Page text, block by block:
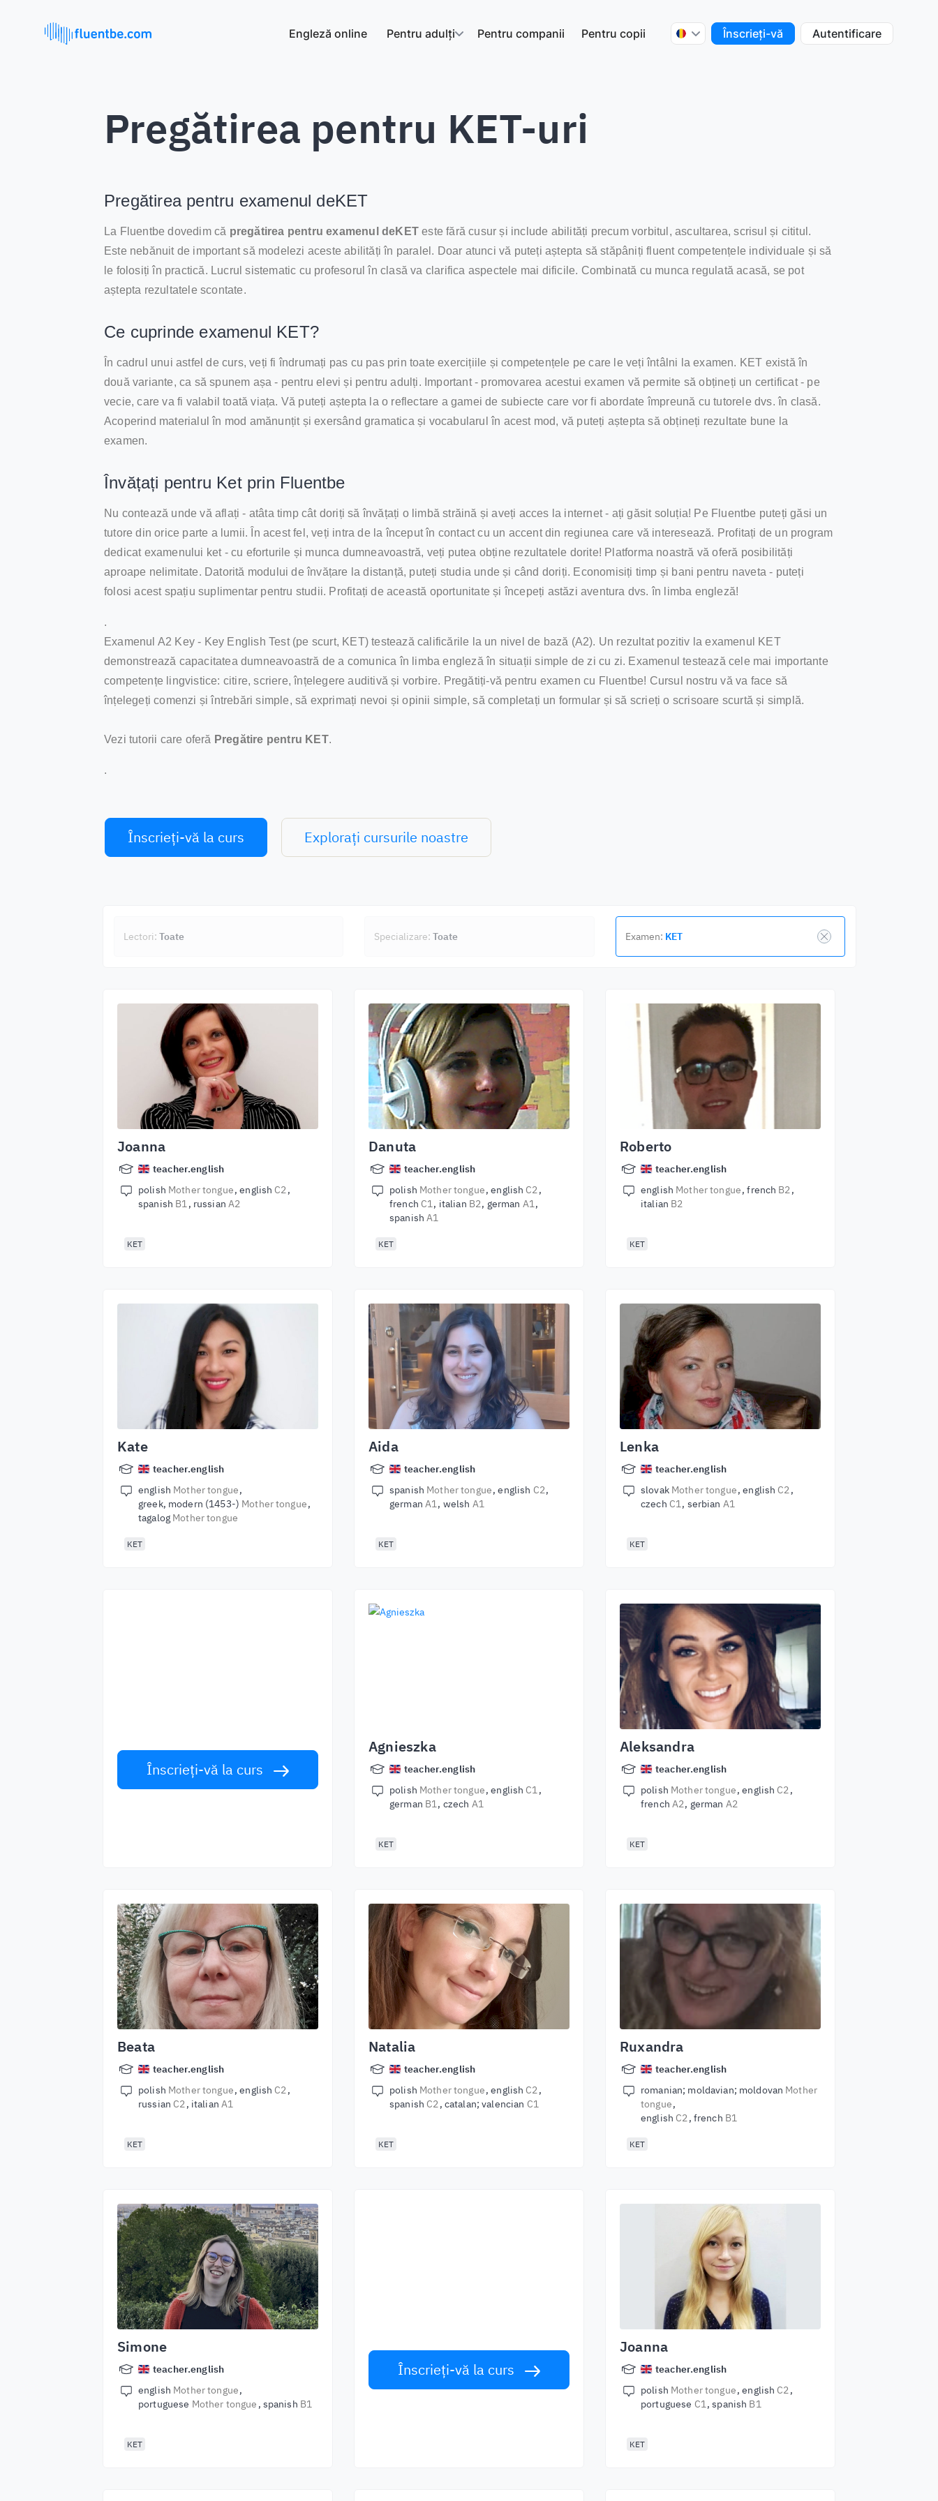
Engleză online Pentru adulți Pentru companii Pentru copii Înscrieți-vă Autentificare
Pregătirea pentru KET-uri
Pregătirea pentru examenul deKET
La Fluentbe dovedim că pregătirea pentru examenul deKET este fără cusur și include abilități precum vorbitul, ascultarea, scrisul și cititul.
Este nebănuit de important să modelezi aceste abilități în paralel. Doar atunci vă puteți aștepta să stăpâniți fluent competențele individuale și să
le folosiți în practică. Lucrul sistematic cu profesorul în clasă va clarifica aspectele mai dificile. Combinată cu munca regulată acasă, se pot
aștepta rezultatele scontate.
Ce cuprinde examenul KET?
În cadrul unui astfel de curs, veți fi îndrumați pas cu pas prin toate exercițiile și competențele pe care le veți întâlni la examen. KET există în
două variante, ca să spunem așa - pentru elevi și pentru adulți. Important - promovarea acestui examen vă permite să obțineți un certificat - pe
vecie, care va fi valabil toată viața. Vă puteți aștepta la o reflectare a gamei de subiecte care vor fi abordate împreună cu tutorele dvs. în clasă.
Acoperind materialul în mod amănunțit și exersând gramatica și vocabularul în acest mod, vă puteți aștepta să obțineți rezultate bune la
examen.
Învățați pentru Ket prin Fluentbe
Nu contează unde vă aflați - atâta timp cât doriți să învățați o limbă străină și aveți acces la internet - ați găsit soluția! Pe Fluentbe puteți găsi un
tutore din orice parte a lumii. În acest fel, veți intra de la început în contact cu un accent din regiunea care vă interesează. Profitați de un program
dedicat examenului ket - cu eforturile și munca dumneavoastră, veți putea obține rezultatele dorite! Platforma noastră vă oferă posibilități
aproape nelimitate. Datorită modului de învățare la distanță, puteți studia unde și când doriți. Economisiți timp și bani pentru naveta - puteți
folosi acest spațiu suplimentar pentru studii. Profitați de această oportunitate și începeți astăzi aventura dvs. în limba engleză!
.
Examenul A2 Key - Key English Test (pe scurt, KET) testează calificările la un nivel de bază (A2). Un rezultat pozitiv la examenul KET
demonstrează capacitatea dumneavoastră de a comunica în limba engleză în situații simple de zi cu zi. Examenul testează cele mai importante
competențe lingvistice: citire, scriere, înțelegere auditivă și vorbire. Pregătiți-vă pentru examen cu Fluentbe! Cursul nostru vă va face să
înțelegeți comenzi și întrebări simple, să exprimați nevoi și opinii simple, să completați un formular și să scrieți o scrisoare scurtă și simplă.
Vezi tutorii care oferă Pregătire pentru KET.
.
Înscrieți-vă la curs Explorați cursurile noastre
Lectori: Toate Specializare:Toate Examen: KET
Joanna
teacher.english
polish Mother tongue english C2
spanish B1 russian A2
KET
Danuta
teacher.english
polish Mother tongue english C2
french C1 italian B2 german A1
spanishA1
KET
Roberto
teacher.english
english Mother tongue french B2
italian B2
KET
Kate
teacher.english
english Mother tongue
greek, modern (1453-) Mother tongue
tagalog Mother tongue
KET
Aida
teacher.english
spanish Mother tongue english C2
german A1 welsh A1
KET
Lenka
teacher.english
slovak Mother tongue english C2
czech C1 serbian A1
KET
Înscrieți-vă la curs
Agnieszka
teacher.english
polish Mother tongue english C1
german B1 czech A1
KET
Aleksandra
teacher.english
polish Mother tongue english C2
french A2 german A2
KET
Beata
teacher.english
polish Mother tongue english C2
russian C2 italian A1
KET
Natalia
teacher.english
polish Mother tongue english C2
spanish C2 catalan; valencian C1
KET
Ruxandra
teacher.english
romanian; moldavian; moldovan Mother
tongue
english C2 french B1
KET
Simone
teacher.english
english Mother tongue
portuguese Mother tongue spanish B1
KET
Înscrieți-vă la curs
Joanna
teacher.english
polish Mother tongue english C2
portuguese C1 spanish B1
KET